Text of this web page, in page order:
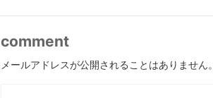
comment
メールアドレスが公開されることはありません。